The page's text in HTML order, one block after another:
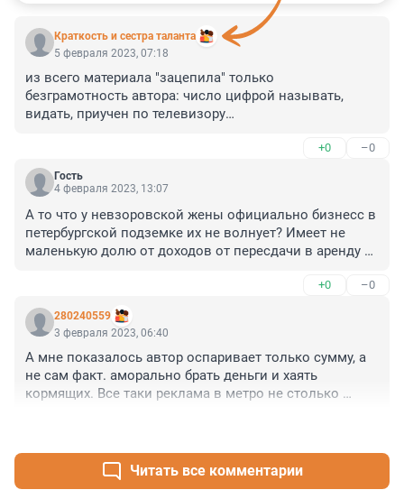
Краткость и сестра таланта
5 февраля 2023, 07:18
из всего материала "зацепила" только
безграмотность автора: число цифрой называть,
видать, приучен по телевизору
+0 –0
Гость
4 февраля 2023, 13:07
А то что у невзоровской жены официально бизнесс в
петербургской подземке их не волнует? Имеет не
маленькую долю от доходов от пересдачи в аренду
+0 –0
280240559
3 февраля 2023, 06:40
А мне показалось автор оспаривает только сумму, а
не сам факт. аморально брать деньги и хаять
кормящих. Все таки реклама в метро не столько
Читать все комментарии